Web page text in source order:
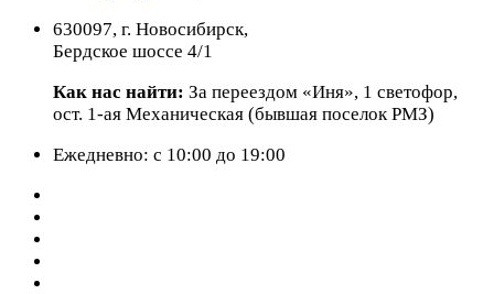
630097, г. Новосибирск,
Бердское шоссе 4/1
Как нас найти: За переездом «Иня», 1 светофор,
ост. 1-ая Механическая (бывшая поселок РМЗ)
Ежедневно: с 10:00 до 19:00